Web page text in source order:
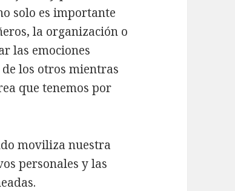
solo es importante
la organización o
las emociones
los otros mientras
que tenemos por
moviliza nuestra
personales y las